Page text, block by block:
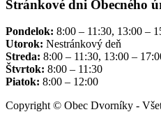
Stránkové dni Obecného
Pondelok: 8:00 – 11:30, 13:00 –
Utorok: Nestránkový deň
Streda: 8:00 – 11:30, 13:00 –
Štvrtok: 8:00 – 11:30
Piatok: 8:00 – 12:00
Copyright © Obec Dvorníky -